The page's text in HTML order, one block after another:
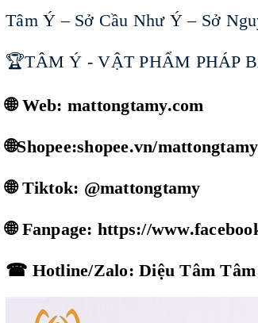
Tâm Ý – Sở Cầu Như Ý – Sở
🏆TÂM Ý - VẬT PHẨM PHÁP
🌐 Web: mattongtamy.com
🌐Shopee:shopee.vn/mattongtamy
🌐 Tiktok: @mattongtamy
🌐 Fanpage: https://
☎ Hotline/Zalo: Diệu Tâm Tâm